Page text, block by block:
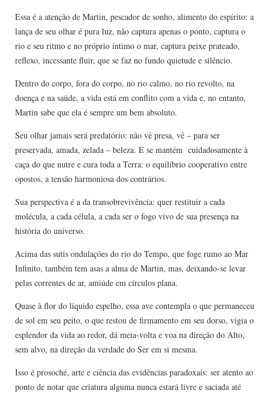
Essa é a atenção de Martin, pescador de sonho, alimento do espírito: a
lança de seu olhar é pura luz, não captura apenas o ponto, captura o
rio e seu ritmo e no próprio íntimo o mar, captura peixe prateado,
reflexo, incessante fluir, que se faz no fundo quietude e silêncio.
Dentro do corpo, fora do corpo, no rio calmo, no rio revolto, na
doença e na saúde, a vida está em conflito com a vida e, no entanto,
Martin sabe que ela é sempre um bem absoluto.
Seu olhar jamais será predatório: não vê presa, vê – para ser
preservada, amada, zelada – beleza. E se mantém cuidadosamente à
caça do que nutre e cura toda a Terra: o equilíbrio cooperativo entre
opostos, a tensão harmoniosa dos contrários.
Sua perspectiva é a da transobrevivência: quer restituir a cada
molécula, a cada célula, a cada ser o fogo vivo de sua presença na
história do universo.
Acima das sutis ondulações do rio do Tempo, que foge rumo ao Mar
Infinito, também tem asas a alma de Martin, mas, deixando-se levar
pelas correntes de ar, amiúde em círculos plana.
Quase à flor do líquido espelho, essa ave contempla o que permaneceu
de sol em seu peito, o que restou de firmamento em seu dorso, vigia o
esplendor da vida ao redor, dá meia-volta e voa na direção do Alto,
sem alvo, na direção da verdade do Ser em si mesma.
Isso é prosoché, arte e ciência das evidências paradoxais: ser atento ao
ponto de notar que criatura alguma nunca estará livre e saciada até